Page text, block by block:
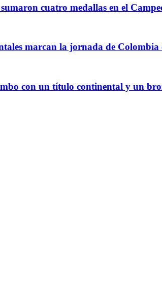
cuatro medallas en el
marcan la jornada de Colombia
con un título continental y un